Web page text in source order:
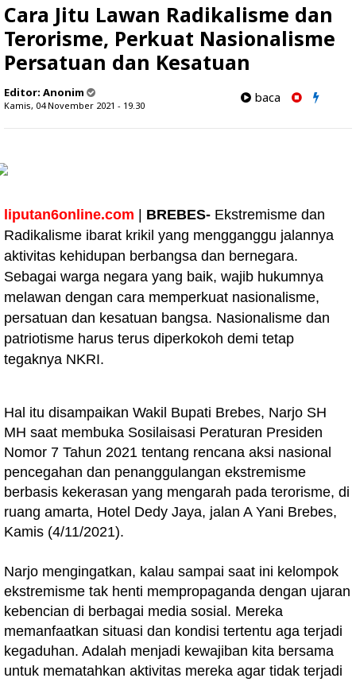
Cara Jitu Lawan Radikalisme dan
Terorisme, Perkuat Nasionalisme
Persatuan dan Kesatuan
Editor: Anonim
Kamis, 04 November 2021 - 19.30
baca
liputan6online.com BREBES- Ekstremisme dan
Radikalisme ibarat krikil yang mengganggu jalannya
aktivitas kehidupan berbangsa dan bernegara.
Sebagai warga negara yang baik, wajib hukumnya
melawan dengan cara memperkuat nasionalisme,
persatuan dan kesatuan bangsa. Nasionalisme dan
patriotisme harus terus diperkokoh demi tetap
tegaknya NKRI.
Hal itu disampaikan Wakil Bupati Brebes, Narjo SH
MH saat membuka Sosilaisasi Peraturan Presiden
Nomor 7 Tahun 2021 tentang rencana aksi nasional
pencegahan dan penanggulangan ekstremisme
berbasis kekerasan yang mengarah pada terorisme, di
ruang amarta, Hotel Dedy Jaya, jalan A Yani Brebes,
Kamis (4/11/2021).
Narjo mengingatkan, kalau sampai saat ini kelompok
ekstremisme tak henti mempropaganda dengan ujaran
kebencian di berbagai media sosial. Mereka
memanfaatkan situasi dan kondisi tertentu aga terjadi
kegaduhan. Adalah menjadi kewajiban kita bersama
untuk mematahkan aktivitas mereka agar tidak terjadi